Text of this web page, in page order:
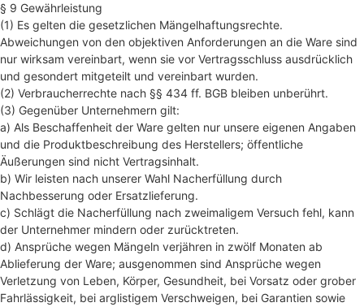
§ 9 Gewährleistung
(1) Es gelten die gesetzlichen Mängelhaftungsrechte.
Abweichungen von den objektiven Anforderungen an die Ware sind
nur wirksam vereinbart, wenn sie vor Vertragsschluss ausdrücklich
und gesondert mitgeteilt und vereinbart wurden.
(2) Verbraucherrechte nach §§ 434 ff. BGB bleiben unberührt.
(3) Gegenüber Unternehmern gilt:
a) Als Beschaffenheit der Ware gelten nur unsere eigenen Angaben
und die Produktbeschreibung des Herstellers; öffentliche
Äußerungen sind nicht Vertragsinhalt.
b) Wir leisten nach unserer Wahl Nacherfüllung durch
Nachbesserung oder Ersatzlieferung.
c) Schlägt die Nacherfüllung nach zweimaligem Versuch fehl, kann
der Unternehmer mindern oder zurücktreten.
d) Ansprüche wegen Mängeln verjähren in zwölf Monaten ab
Ablieferung der Ware; ausgenommen sind Ansprüche wegen
Verletzung von Leben, Körper, Gesundheit, bei Vorsatz oder grober
Fahrlässigkeit, bei arglistigem Verschweigen, bei Garantien sowie